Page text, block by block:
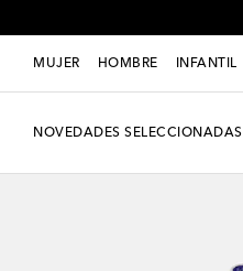
MUJER HOMBRE INFANTIL
NOVEDADES SELECCIONADAS